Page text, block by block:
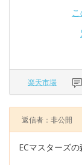
楽天市場
返信者：非公開
ECマスターズの